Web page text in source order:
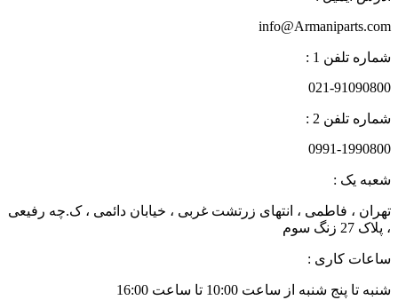
info@Armaniparts.com
شماره تلفن 1 :
021-91090800
شماره تلفن 2 :
0991-1990800
شعبه یک :
تهران ، فاطمی ، انتهای زرتشت غربی ، خیابان دائمی ، ک.چه رفیعی
، پلاک 27 زنگ سوم
ساعات کاری :
شنبه تا پنج شنبه از ساعت 10:00 تا ساعت 16:00